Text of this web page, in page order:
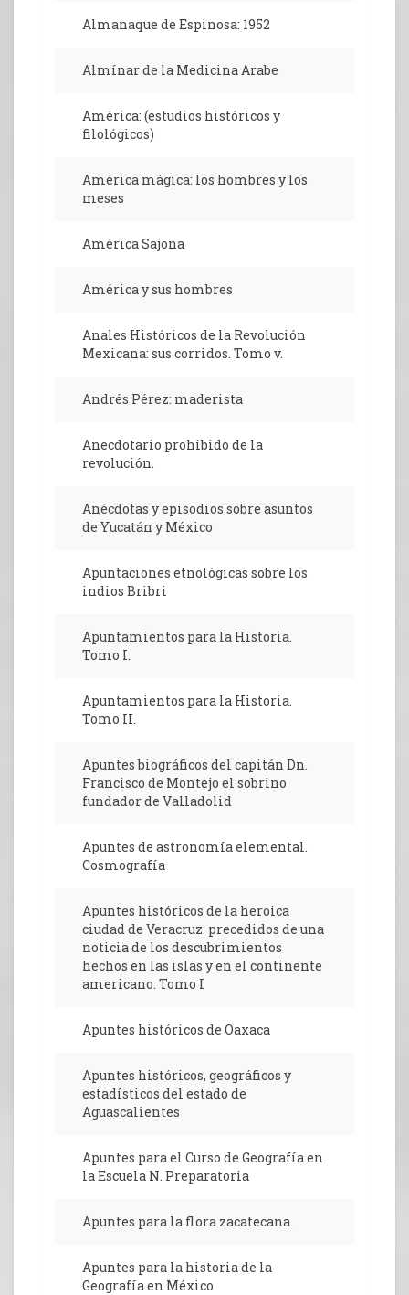
Almanaque de Espinosa: 1952
Almínar de la Medicina Arabe
América: (estudios históricos y
filológicos)
América mágica: los hombres y los
meses
América Sajona
América y sus hombres
Anales Históricos de la Revolución
Mexicana: sus corridos. Tomo v.
Andrés Pérez: maderista
Anecdotario prohibido de la
revolución.
Anécdotas y episodios sobre asuntos
de Yucatán y México
Apuntaciones etnológicas sobre los
indios Bribri
Apuntamientos para la Historia.
Tomo I.
Apuntamientos para la Historia.
Tomo II.
Apuntes biográficos del capitán Dn.
Francisco de Montejo el sobrino
fundador de Valladolid
Apuntes de astronomía elemental.
Cosmografía
Apuntes históricos de la heroica
ciudad de Veracruz: precedidos de una
noticia de los descubrimientos
hechos en las islas y en el continente
americano. Tomo I
Apuntes históricos de Oaxaca
Apuntes históricos, geográficos y
estadísticos del estado de
Aguascalientes
Apuntes para el Curso de Geografía en
la Escuela N. Preparatoria
Apuntes para la flora zacatecana.
Apuntes para la historia de la
Geografía en México